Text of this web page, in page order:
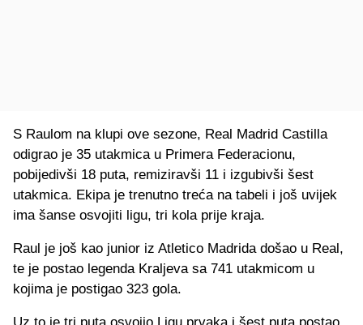
S Raulom na klupi ove sezone, Real Madrid Castilla
odigrao je 35 utakmica u Primera Federacionu,
pobijedivši 18 puta, remiziravši 11 i izgubivši šest
utakmica. Ekipa je trenutno treća na tabeli i još uvijek
ima šanse osvojiti ligu, tri kola prije kraja.
Raul je još kao junior iz Atletico Madrida došao u Real,
te je postao legenda Kraljeva sa 741 utakmicom u
kojima je postigao 323 gola.
Uz to je tri puta osvojio Ligu prvaka i šest puta postao